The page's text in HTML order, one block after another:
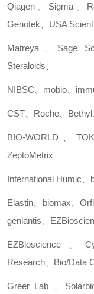
Qiagen Sigma、
Genotek
USA
Matreya Sage
Steraloids
NIBSC mobio
CST Roche Bethyl
BIO-WORLD
ZeptoMetrix
International Humic
Elastin biomax 、
genlantis
EZBioscience
Research
Bio/Data
Greer Lab